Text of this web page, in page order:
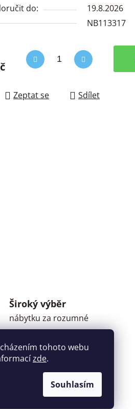
tohoto webu
zde.
Souhlasím
do:
19.8.2026
NB113317
Zeptat se Sdílet
Široký výběr
nábytku za rozumné
ceny